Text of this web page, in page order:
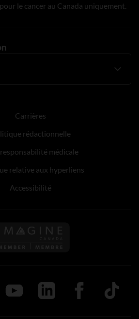
le cancer au Canada uniquement.
Carrières
rédactionnelle
médicale
relative aux hyperliens
Accessibilité
sur Instagram
Suivez nous sur Youtube
Suivez nous sur LinkedIn
Suivez nous sur
TikTok